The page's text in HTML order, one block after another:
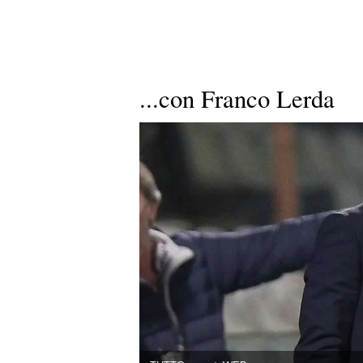
...con Franco Lerda